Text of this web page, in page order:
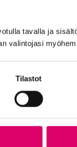
tavalla ja
valintojasi
Tilastot
MUSTA